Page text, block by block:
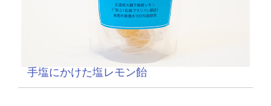
手塩にかけた塩レモン飴